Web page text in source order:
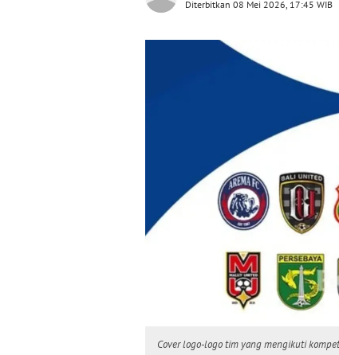
Diterbitkan 08 Mei 2026, 17:45 WIB
Cover logo-logo tim yang mengikuti